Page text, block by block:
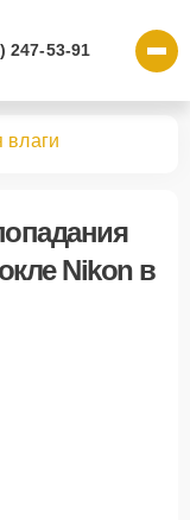
247-53-91
влаги
Nikon в